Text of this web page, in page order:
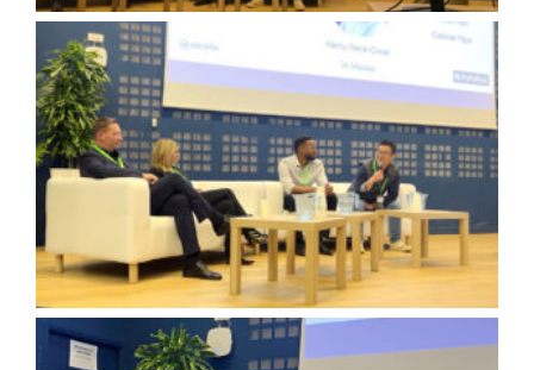
Une table ronde de grande qualité avec nos experts